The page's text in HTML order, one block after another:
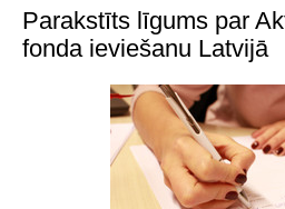
Parakstīts līgums par
fonda ieviešanu Latvijā